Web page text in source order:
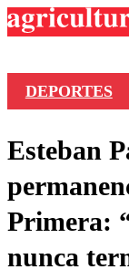
DEPORTES
Esteban
Primera:
nunca